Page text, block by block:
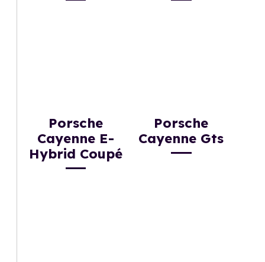
Porsche
Cayenne E-
Hybrid Coupé
Porsche
Cayenne Gts